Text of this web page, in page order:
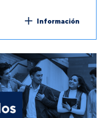
Información